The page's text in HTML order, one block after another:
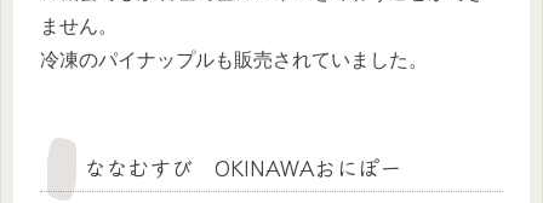
ません。
冷凍のパイナップルも販売されていました。
ななむすび OKINAWAおにぽー